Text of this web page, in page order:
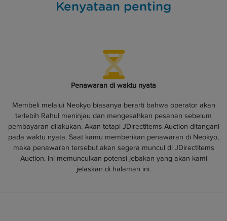
Kenyataan penting
Penawaran di waktu nyata
Membeli melalui Neokyo biasanya berarti bahwa operator akan
terlebih Rahul meninjau dan mengesahkan pesanan sebelum
pembayaran dilakukan. Akan tetapi JDirectItems Auction ditangani
pada waktu nyata. Saat kamu memberikan penawaran di Neokyo,
maka penawaran tersebut akan segera muncul di JDirectItems
Auction. Ini memunculkan potensi jebakan yang akan kami
jelaskan di halaman ini.